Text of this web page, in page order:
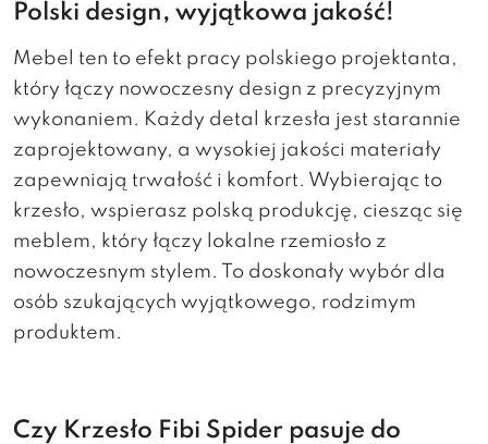
Polski design, wyjątkowa jakość!
Mebel ten to efekt pracy polskiego projektanta,
który łączy nowoczesny design z precyzyjnym
wykonaniem. Każdy detal krzesła jest starannie
zaprojektowany, a wysokiej jakości materiały
zapewniają trwałość i komfort. Wybierając to
krzesło, wspierasz polską produkcję, ciesząc się
meblem, który łączy lokalne rzemiosło z
nowoczesnym stylem. To doskonały wybór dla
osób szukających wyjątkowego, rodzimym
produktem.
Czy Krzesło Fibi Spider pasuje do